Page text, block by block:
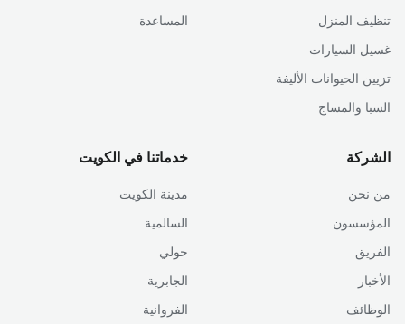
تنظيف المنزل
غسيل السيارات
تزيين الحيوانات الأليفة
السبا والمساج
المساعدة
الشركة
من نحن
المؤسسون
الفريق
الأخبار
الوظائف
خدماتنا في الكويت
مدينة الكويت
السالمية
حولي
الجابرية
الفروانية